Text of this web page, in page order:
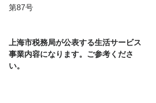
第87号
上海市税務局が公表する生活サービス
事業内容になります。ご参考くださ
い。